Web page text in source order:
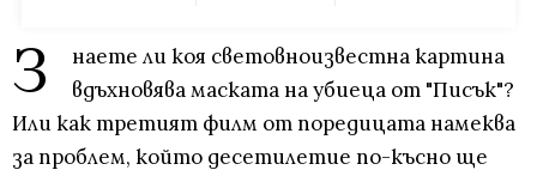
З
наете ли коя световноизвестна картина
вдъхновява маската на убиеца от "Писък"?
Или как третият филм от поредицата намеква
за проблем, който десетилетие по-късно ще